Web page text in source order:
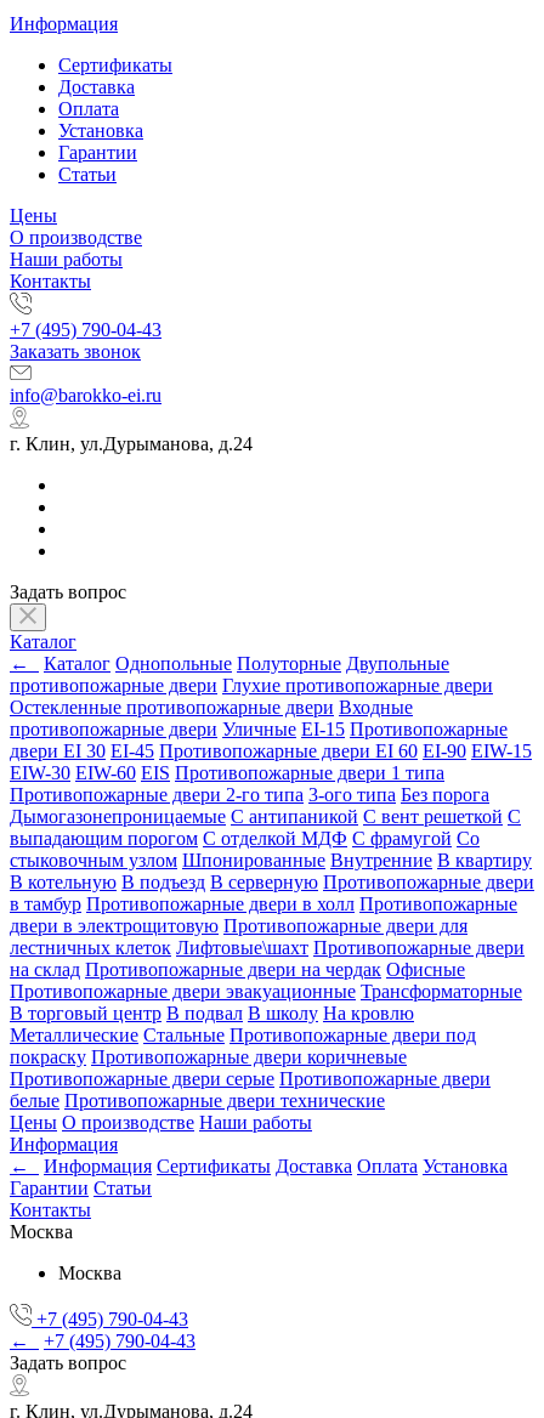
Информация
Сертификаты
Доставка
Оплата
Установка
Гарантии
Статьи
Цены
О производстве
Наши работы
Контакты
+7 (495) 790-04-43
Заказать звонок
info@barokko-ei.ru
г. Клин, ул.Дурыманова, д.24
Задать вопрос
Каталог
←
Каталог Однопольные Полуторные Двупольные
противопожарные двери Глухие противопожарные двери
Остекленные противопожарные двери Входные
противопожарные двери Уличные EI-15 Противопожарные
двери EI 30 EI-45 Противопожарные двери EI 60 EI-90 EIW-15
EIW-30 EIW-60 EIS Противопожарные двери 1 типа
Противопожарные двери 2-го типа 3-ого типа Без порога
Дымогазонепроницаемые С антипаникой С вент решеткой С
выпадающим порогом С отделкой МДФ С фрамугой Со
стыковочным узлом Шпонированные Внутренние В квартиру
В котельную В подъезд В серверную Противопожарные двери
в тамбур Противопожарные двери в холл Противопожарные
двери в электрощитовую Противопожарные двери для
лестничных клеток Лифтовые\шахт Противопожарные двери
на склад Противопожарные двери на чердак Офисные
Противопожарные двери эвакуационные Трансформаторные
В торговый центр В подвал В школу На кровлю
Металлические Стальные Противопожарные двери под
покраску Противопожарные двери коричневые
Противопожарные двери серые Противопожарные двери
белые Противопожарные двери технические
Цены О производстве Наши работы
Информация
←
Информация Сертификаты Доставка Оплата Установка
Гарантии Статьи
Контакты
Москва
Москва
+7 (495) 790-04-43
←
+7 (495) 790-04-43
Задать вопрос
г. Клин, ул.Дурыманова, д.24